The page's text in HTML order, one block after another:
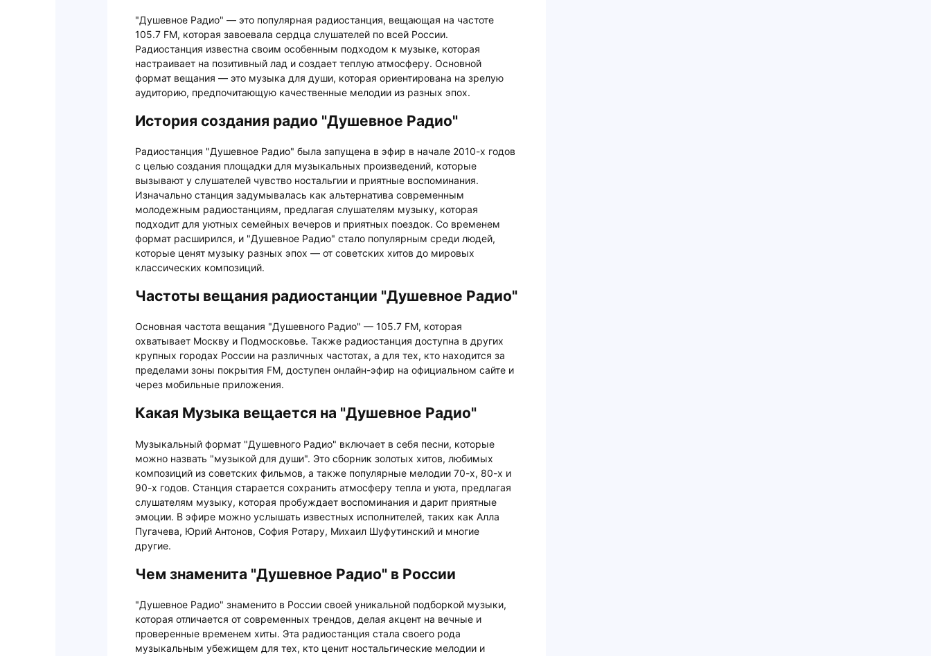
"Душевное Радио" — это популярная радиостанция, вещающая на частоте
105.7 FM, которая завоевала сердца слушателей по всей России.
Радиостанция известна своим особенным подходом к музыке, которая
настраивает на позитивный лад и создает теплую атмосферу. Основной
формат вещания — это музыка для души, которая ориентирована на зрелую
аудиторию, предпочитающую качественные мелодии из разных эпох.
История создания радио "Душевное Радио"
Радиостанция "Душевное Радио" была запущена в эфир в начале 2010-х годов
с целью создания площадки для музыкальных произведений, которые
вызывают у слушателей чувство ностальгии и приятные воспоминания.
Изначально станция задумывалась как альтернатива современным
молодежным радиостанциям, предлагая слушателям музыку, которая
подходит для уютных семейных вечеров и приятных поездок. Со временем
формат расширился, и "Душевное Радио" стало популярным среди людей,
которые ценят музыку разных эпох — от советских хитов до мировых
классических композиций.
Частоты вещания радиостанции "Душевное Радио"
Основная частота вещания "Душевного Радио" — 105.7 FM, которая
охватывает Москву и Подмосковье. Также радиостанция доступна в других
крупных городах России на различных частотах, а для тех, кто находится за
пределами зоны покрытия FM, доступен онлайн-эфир на официальном сайте и
через мобильные приложения.
Какая Музыка вещается на "Душевное Радио"
Музыкальный формат "Душевного Радио" включает в себя песни, которые
можно назвать "музыкой для души". Это сборник золотых хитов, любимых
композиций из советских фильмов, а также популярные мелодии 70-х, 80-х и
90-х годов. Станция старается сохранить атмосферу тепла и уюта, предлагая
слушателям музыку, которая пробуждает воспоминания и дарит приятные
эмоции. В эфире можно услышать известных исполнителей, таких как Алла
Пугачева, Юрий Антонов, София Ротару, Михаил Шуфутинский и многие
другие.
Чем знаменита "Душевное Радио" в России
"Душевное Радио" знаменито в России своей уникальной подборкой музыки,
которая отличается от современных трендов, делая акцент на вечные и
проверенные временем хиты. Эта радиостанция стала своего рода
музыкальным убежищем для тех, кто ценит ностальгические мелодии и